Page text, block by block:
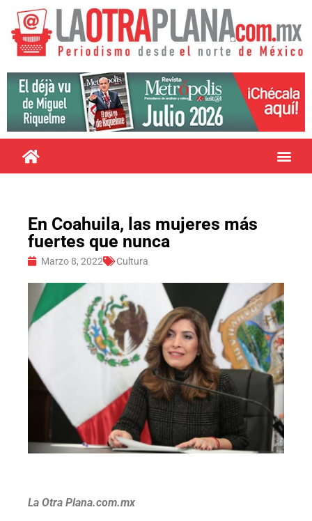
En Coahuila, las mujeres más
fuertes que nunca
Marzo 8, 2022 Cultura
La Otra Plana.com.mx